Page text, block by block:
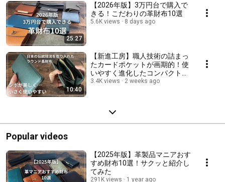
25:27
【2026年版】3万円台で購入で
きる！こだわりの革財布10選
5.6K views 8 days ago
10:40
【新進工房】職人技術の詰まっ
たカードポケットが画期的！使
いやすく進化したコンパクトラ
ウンドファスナー財布
3.4K views 2 weeks ago
Popular videos
【2025年版】革製品マニアおす
すめ財布10選！サクッと紹介し
てみた
291K views 1 year ago